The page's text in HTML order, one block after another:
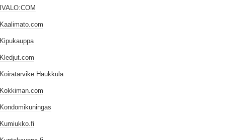
IVALO:COM
Kaalimato.com
Kipukauppa
Kledjut.com
Koiratarvike Haukkula
Kokkiman.com
Kondomikuningas
Kumiukko.fi